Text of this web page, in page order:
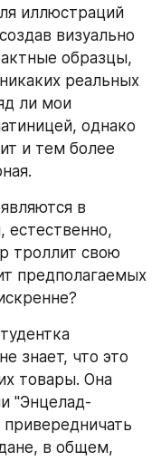
иллюстраций
визуально
образцы,
реальных
ли мои
однако
и тем более
в
естественно,
троллит свою
предполагаемых
знает, что это
товары. Она
"Энцелад-
в общем,